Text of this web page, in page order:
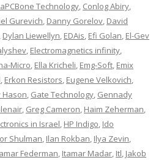
Technology, Conlog Abiry,
Gurevich, Danny Gorelov, David
, Dylan Liewellyn, EDAis, Efi Golan, El-Gev
, Electromagnetics infinity,
Micro, Ella Kricheli, Emg-Soft, Emix
, Erkon Resistors, Eugene Velkovich,
Hason, Gate Technology, Gennady
, Greg Cameron, Haim Zeherman,
in Israel, HP Indigo, Ido
Shulman, Ilan Rokban, Ilya Zevin,
Federman, Itamar Madar, Itl, Jakob